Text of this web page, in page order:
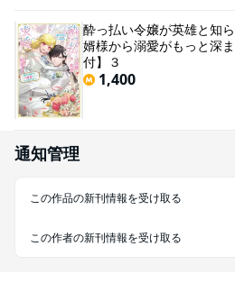
酔っ払い令嬢が英雄と知
婿様から溺愛がもっと深
付】３
1,400
通知管理
この作品の新刊情報を受け取る
この作者の新刊情報を受け取る